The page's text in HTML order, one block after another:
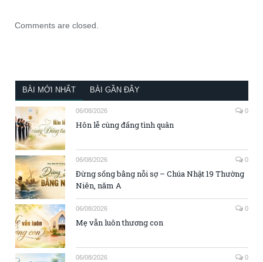
Comments are closed.
BÀI MỚI NHẤT BÀI GẦN ĐÂY
06/08/2026 0
Hôn lễ cùng đấng tình quân
06/08/2026 0
Đừng sống bằng nỗi sợ – Chúa Nhật 19 Thường
Niên, năm A
06/08/2026 0
Mẹ vẫn luôn thương con
06/08/2026 0